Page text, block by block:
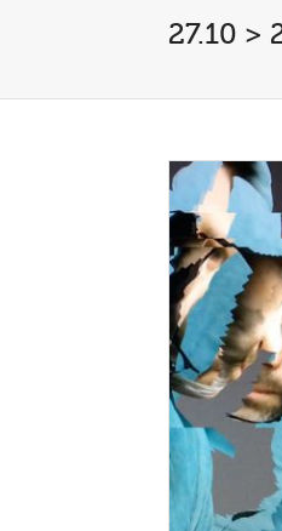
27.10 >